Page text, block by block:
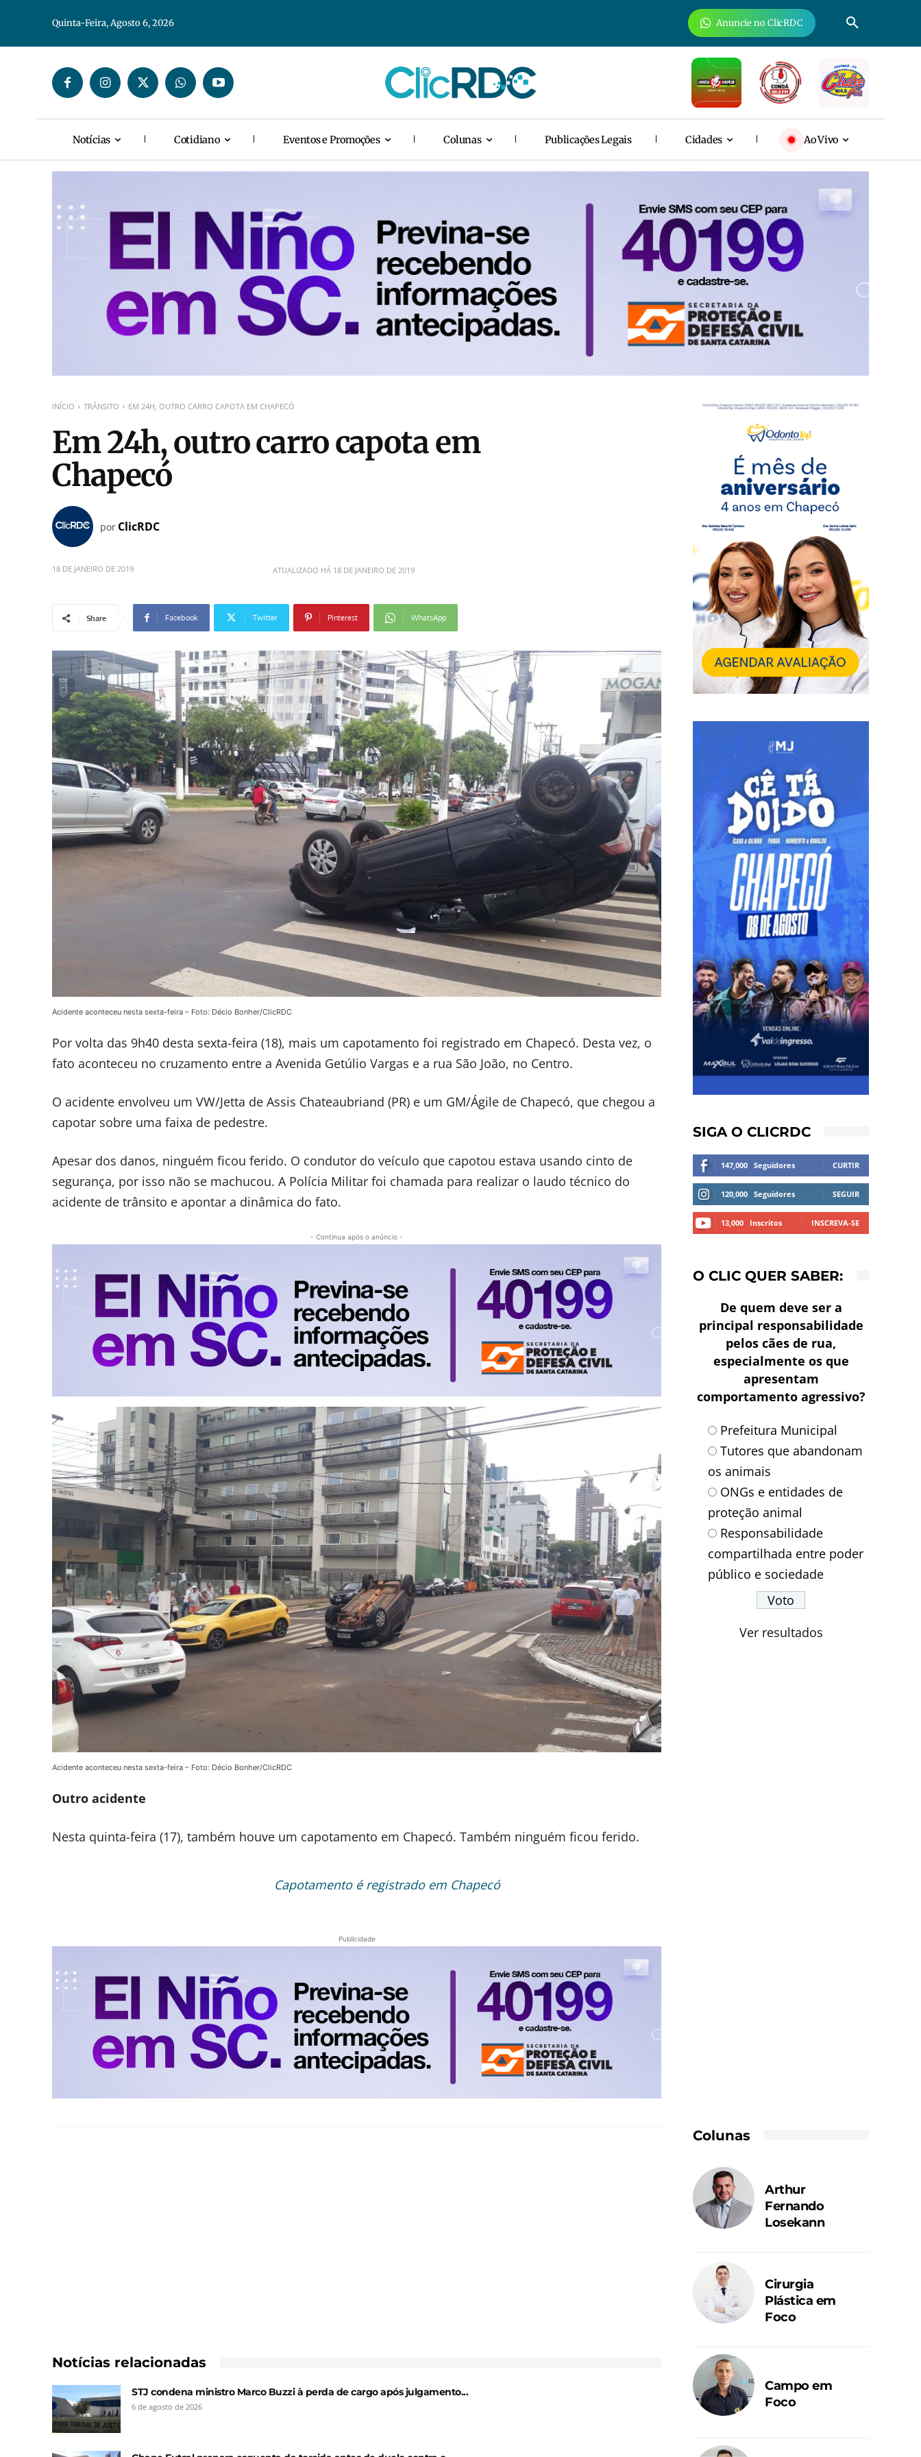
Quinta-Feira, Agosto 6, 2026 Anuncie no ClicRDC
Notícias Cotidiano Eventos e Promoções Colunas Publicações Legais Cidades Ao Vivo
INÍCIO TRÂNSITO EM 24H, OUTRO CARRO CAPOTA EM CHAPECÓ
Em 24h, outro carro capota em
Chapecó
por ClicRDC
18 DE JANEIRO DE 2019 ATUALIZADO HÁ 18 DE JANEIRO DE 2019
Share Facebook Twitter Pinterest WhatsApp
Acidente aconteceu nesta sexta-feira – Foto: Décio Bonher/ClicRDC
Por volta das 9h40 desta sexta-feira (18), mais um capotamento foi registrado em Chapecó. Desta vez, o
fato aconteceu no cruzamento entre a Avenida Getúlio Vargas e a rua São João, no Centro.
O acidente envolveu um VW/Jetta de Assis Chateaubriand (PR) e um GM/Ágile de Chapecó, que chegou a
capotar sobre uma faixa de pedestre.
Apesar dos danos, ninguém ficou ferido. O condutor do veículo que capotou estava usando cinto de
segurança, por isso não se machucou. A Polícia Militar foi chamada para realizar o laudo técnico do
acidente de trânsito e apontar a dinâmica do fato.
- Continua após o anúncio -
Acidente aconteceu nesta sexta-feira – Foto: Décio Bonher/ClicRDC
Outro acidente
Nesta quinta-feira (17), também houve um capotamento em Chapecó. Também ninguém ficou ferido.
Capotamento é registrado em Chapecó
Publicidade
Notícias relacionadas
STJ condena ministro Marco Buzzi à perda de cargo após julgamento...
6 de agosto de 2026
SIGA O CLICRDC
147,000 Seguidores CURTIR
120,000 Seguidores SEGUIR
13,000 Inscritos INSCREVA-SE
O CLIC QUER SABER:
De quem deve ser a
principal responsabilidade
pelos cães de rua,
especialmente os que
apresentam
comportamento agressivo?
Prefeitura Municipal
Tutores que abandonam
os animais
ONGs e entidades de
proteção animal
Responsabilidade
compartilhada entre poder
público e sociedade
Ver resultados
Colunas
Arthur
Fernando
Losekann
Cirurgia
Plástica em
Foco
Campo em
Foco